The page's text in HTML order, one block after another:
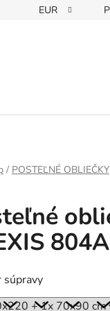
EUR
/ POSTEĽNÉ OBLIEČKY
804A
súpravy